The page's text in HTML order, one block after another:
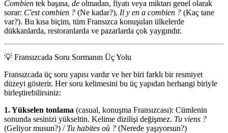
Combien tek başına, de olmadan, fiyatı veya miktarı genel olarak
sorar: C'est combien ? (Ne kadar?), Il y en a combien ? (Kaç tane
var?). Bu kısa biçim, tüm Fransızca konuşulan ülkelerde
dükkanlarda, restoranlarda ve pazarlarda çok yaygındır.
💡 Fransızcada Soru Sormanın Üç Yolu
Fransızcada üç soru yapısı vardır ve her biri farklı bir resmiyet
düzeyi gösterir. Her soru kelimesini bu üç yapıdan herhangi biriyle
birleştirebilirsiniz:
1. Yükselen tonlama (casual, konuşma Fransızcası): Cümlenin
sonunda sesinizi yükseltin. Kelime dizilişi değişmez. Tu viens ?
(Geliyor musun?) / Tu habites où ? (Nerede yaşıyorsun?)